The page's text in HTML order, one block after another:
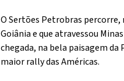
O Sertões Petrobras
Goiânia e que atravessou
chegada, na bela paisagem
maior rally das Américas.